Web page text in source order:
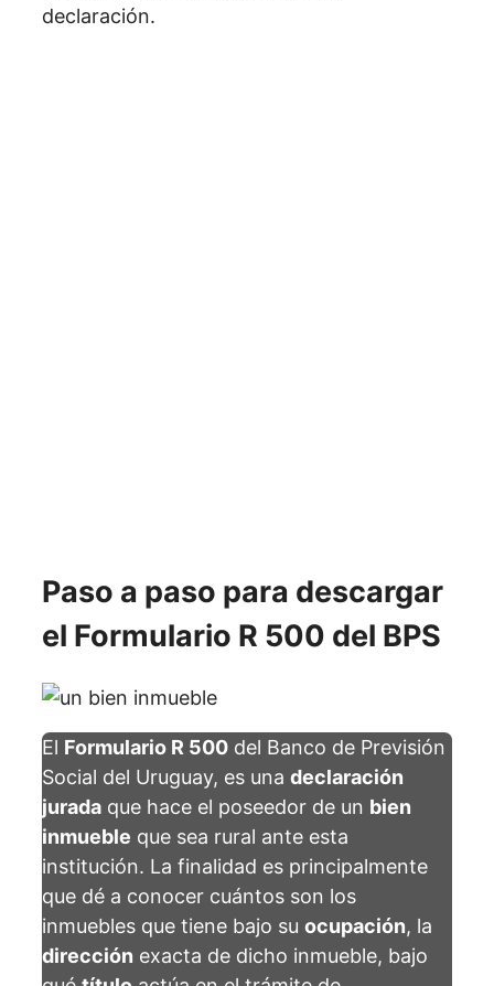
declaración.
Paso a paso para descargar
el Formulario R 500 del BPS
El Formulario R 500 del Banco de Previsión
Social del Uruguay, es una declaración
jurada que hace el poseedor de un bien
inmueble que sea rural ante esta
institución. La finalidad es principalmente
que dé a conocer cuántos son los
inmuebles que tiene bajo su ocupación, la
dirección exacta de dicho inmueble, bajo